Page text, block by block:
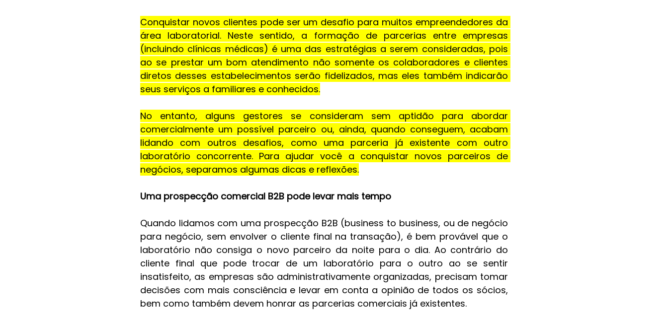
Conquistar novos clientes pode ser um desafio para muitos empreendedores da
área laboratorial. Neste sentido, a formação de parcerias entre empresas
(incluindo clínicas médicas) é uma das estratégias a serem consideradas, pois
ao se prestar um bom atendimento não somente os colaboradores e clientes
diretos desses estabelecimentos serão fidelizados, mas eles também indicarão
seus serviços a familiares e conhecidos.
No entanto, alguns gestores se consideram sem aptidão para abordar
comercialmente um possível parceiro ou, ainda, quando conseguem, acabam
lidando com outros desafios, como uma parceria já existente com outro
laboratório concorrente. Para ajudar você a conquistar novos parceiros de
negócios, separamos algumas dicas e reflexões.
Uma prospecção comercial B2B pode levar mais tempo
Quando lidamos com uma prospecção B2B (business to business, ou de negócio
para negócio, sem envolver o cliente final na transação), é bem provável que o
laboratório não consiga o novo parceiro da noite para o dia. Ao contrário do
cliente final que pode trocar de um laboratório para o outro ao se sentir
insatisfeito, as empresas são administrativamente organizadas, precisam tomar
decisões com mais consciência e levar em conta a opinião de todos os sócios,
bem como também devem honrar as parcerias comerciais já existentes.